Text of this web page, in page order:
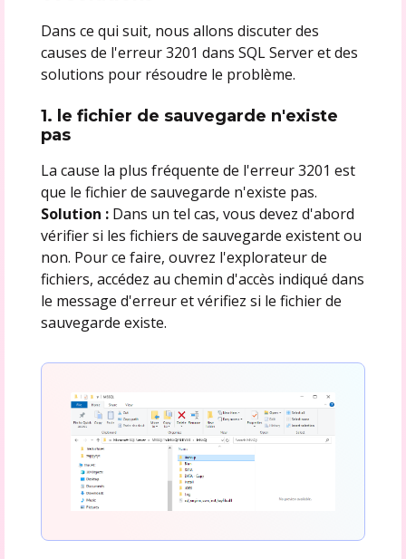
Dans ce qui suit, nous allons discuter des
causes de l'erreur 3201 dans SQL Server et des
solutions pour résoudre le problème.
1. le fichier de sauvegarde n'existe
pas
La cause la plus fréquente de l'erreur 3201 est
que le fichier de sauvegarde n'existe pas.
Solution : Dans un tel cas, vous devez d'abord
vérifier si les fichiers de sauvegarde existent ou
non. Pour ce faire, ouvrez l'explorateur de
fichiers, accédez au chemin d'accès indiqué dans
le message d'erreur et vérifiez si le fichier de
sauvegarde existe.